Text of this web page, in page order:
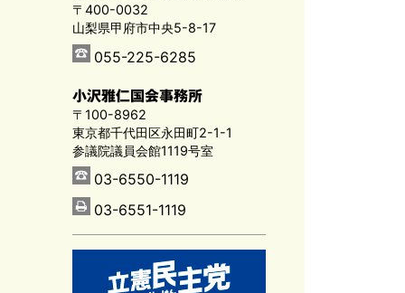
〒400-0032
山梨県甲府市中央5-8-17
055-225-6285
小沢雅仁国会事務所
〒100-8962
東京都千代田区永田町2-1-1
参議院議員会館1119号室
03-6550-1119
03-6551-1119